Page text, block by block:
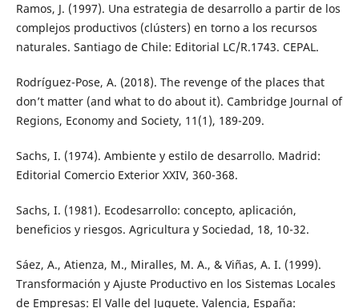
Ramos, J. (1997). Una estrategia de desarrollo a partir de los
complejos productivos (clústers) en torno a los recursos
naturales. Santiago de Chile: Editorial LC/R.1743. CEPAL.
Rodríguez-Pose, A. (2018). The revenge of the places that
don’t matter (and what to do about it). Cambridge Journal of
Regions, Economy and Society, 11(1), 189-209.
Sachs, I. (1974). Ambiente y estilo de desarrollo. Madrid:
Editorial Comercio Exterior XXIV, 360-368.
Sachs, I. (1981). Ecodesarrollo: concepto, aplicación,
beneficios y riesgos. Agricultura y Sociedad, 18, 10-32.
Sáez, A., Atienza, M., Miralles, M. A., & Viñas, A. I. (1999).
Transformación y Ajuste Productivo en los Sistemas Locales
de Empresas: El Valle del Juguete. Valencia, España: